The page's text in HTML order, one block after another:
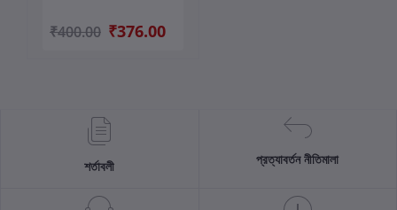
₹400.00 ₹376.00
শর্তাবলী প্রত্যাবর্তন নীতিমালা